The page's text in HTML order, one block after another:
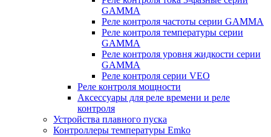
GAMMA
Реле контроля частоты серии GAMMA
Реле контроля температуры серии
GAMMA
Реле контроля уровня жидкости серии
GAMMA
Реле контроля серии VEO
Реле контроля мощности
Аксессуары для реле времени и реле
контроля
Устройства плавного пуска
Контроллеры температуры Emko